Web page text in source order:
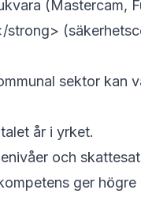
(Mastercam,
sektor kan
år i yrket.
och
ger högre